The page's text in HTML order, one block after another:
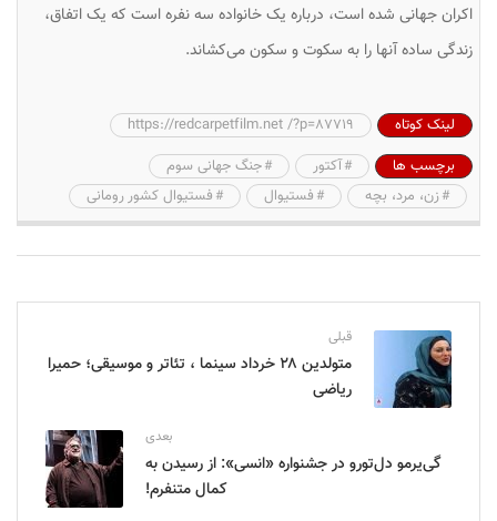
اکران جهانی شده است، درباره یک خانواده سه نفره است که یک اتفاق،
زندگی ساده آنها را به سکوت و سکون می‌کشاند.
لینک کوتاه
https://redcarpetfilm.net /?p=87719
برچسب ها
آکتور
جنگ جهانی سوم
زن، مرد، بچه
فستیوال فستیوال کشور رومانی
قبلی
متولدین ۲۸ خرداد سینما ، تئاتر و موسیقی؛ حمیرا
ریاضی
بعدی
گی‌یرمو دل‌تورو در جشنواره «انسی»: از رسیدن به
کمال متنفرم!